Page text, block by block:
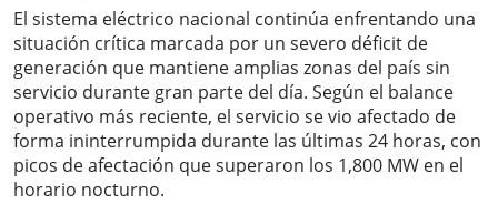
El sistema eléctrico nacional continúa enfrentando una
situación crítica marcada por un severo déficit de
generación que mantiene amplias zonas del país sin
servicio durante gran parte del día. Según el balance
operativo más reciente, el servicio se vio afectado de
forma ininterrumpida durante las últimas 24 horas, con
picos de afectación que superaron los 1,800 MW en el
horario nocturno.